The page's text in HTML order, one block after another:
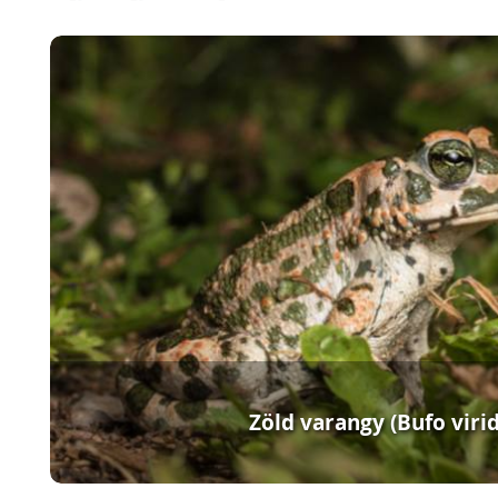
Zöld varangy (Bufo